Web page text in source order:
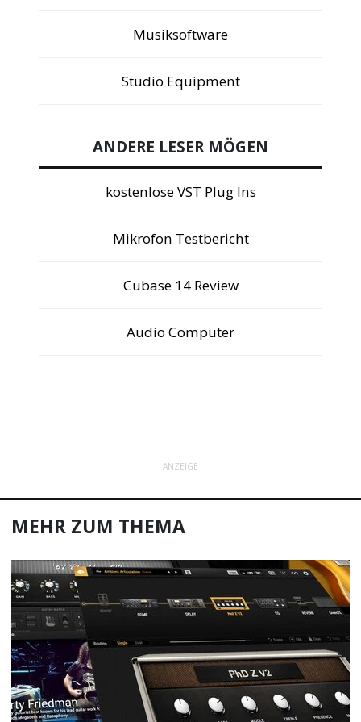
Musiksoftware
Studio Equipment
ANDERE LESER MÖGEN
kostenlose VST Plug Ins
Mikrofon Testbericht
Cubase 14 Review
Audio Computer
ANZEIGE
MEHR ZUM THEMA